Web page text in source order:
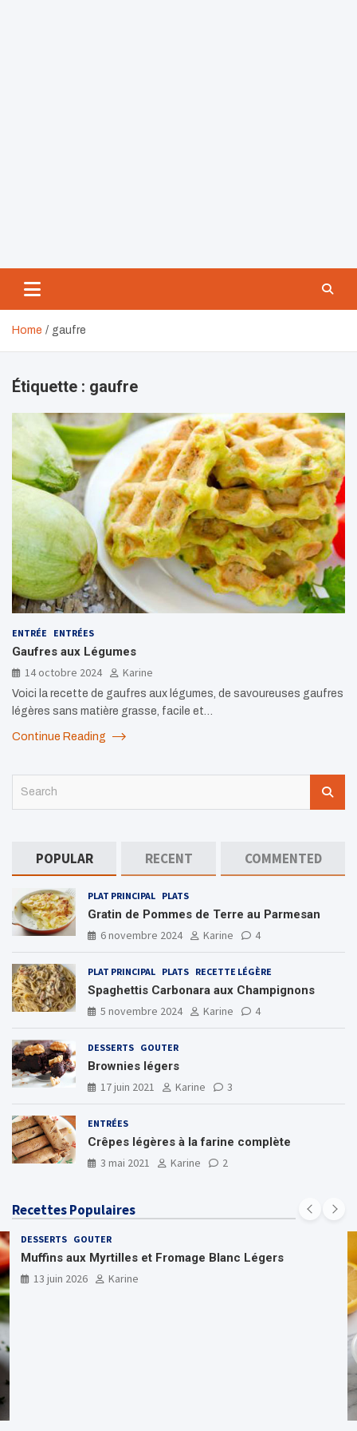
Home gaufre
Étiquette : gaufre
ENTRÉE ENTRÉES
Gaufres aux Légumes
14 octobre 2024
Karine
Voici la recette de gaufres aux légumes, de savoureuses gaufres
légères sans matière grasse, facile et…
Continue Reading
POPULAR RECENT COMMENTED
PLAT PRINCIPAL PLATS
Gratin de Pommes de Terre au Parmesan
6 novembre 2024
Karine 4
PLAT PRINCIPAL PLATS RECETTE LÉGÈRE
Spaghettis Carbonara aux Champignons
5 novembre 2024
Karine 4
DESSERTS GOUTER
Brownies légers
17 juin 2021
Karine 3
ENTRÉES
Crêpes légères à la farine complète
3 mai 2021
Karine 2
Recettes Populaires
DESSERTS GOUTER
Muffins aux Myrtilles et Fromage Blanc Légers
13 juin 2026
Karine